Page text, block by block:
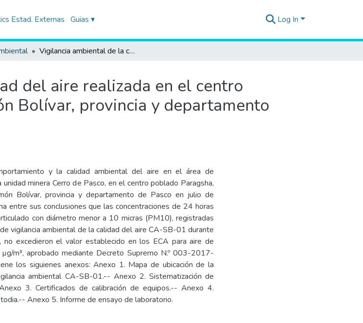
Estad. Externas Guias ▾ Log In
Vigilancia ambiental de la calidad del aire realizada en el centro poblado Paragsha, distrito Simón Bolívar, provincia y departamento Pasco en julio de 2019
del aire realizada en el centro
Bolívar, provincia y departamento
y la calidad ambiental del aire en el área de
unidad minera Cerro de Pasco, en el centro poblado Paragsha,
Bolívar, provincia y departamento de Pasco en julio de
entre sus conclusiones que las concentraciones de 24 horas
con diámetro menor a 10 micras (PM10), registradas
vigilancia ambiental de la calidad del aire CA-SB-01 durante
excedieron el valor establecido en los ECA para aire de
m³, aprobado mediante Decreto Supremo N.º 003-2017-
los siguienes anexos: Anexo 1. Mapa de ubicación de la
ambiental CA-SB-01.-- Anexo 2. Sistematización de
3. Certificados de calibración de equipos.-- Anexo 4.
Anexo 5. Informe de ensayo de laboratorio.